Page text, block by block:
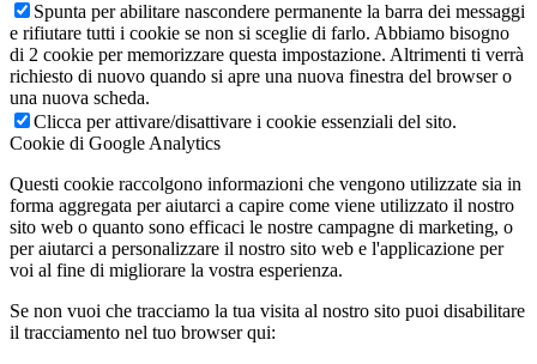
Spunta per abilitare nascondere permanente la barra dei messaggi
e rifiutare tutti i cookie se non si sceglie di farlo. Abbiamo bisogno
di 2 cookie per memorizzare questa impostazione. Altrimenti ti verrà
richiesto di nuovo quando si apre una nuova finestra del browser o
una nuova scheda.
Clicca per attivare/disattivare i cookie essenziali del sito.
Cookie di Google Analytics
Questi cookie raccolgono informazioni che vengono utilizzate sia in
forma aggregata per aiutarci a capire come viene utilizzato il nostro
sito web o quanto sono efficaci le nostre campagne di marketing, o
per aiutarci a personalizzare il nostro sito web e l'applicazione per
voi al fine di migliorare la vostra esperienza.
Se non vuoi che tracciamo la tua visita al nostro sito puoi disabilitare
il tracciamento nel tuo browser qui: